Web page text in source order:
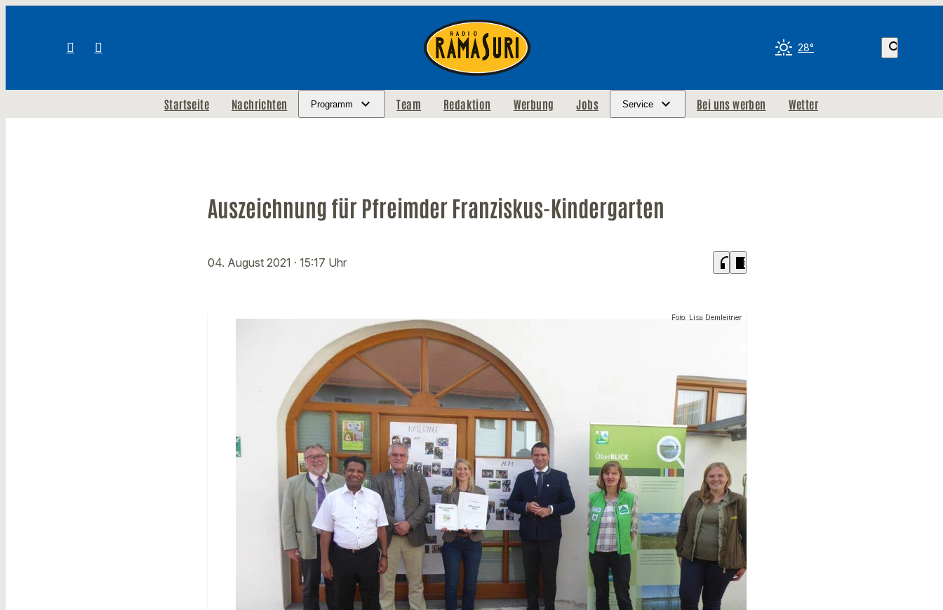
28° search
Startseite Nachrichten Programm Team Redaktion Werbung Jobs Service Bei uns werben Wetter
Auszeichnung für Pfreimder Franziskus-Kindergarten
04. August 2021 · 15:17 Uhr headphones chrome_reader_mode
Foto: Lisa Demleitner